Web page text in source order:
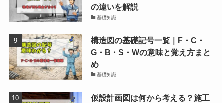
の違いを解説
基礎知識
構造図の基礎記号一覧｜F・C・
G・B・S・Wの意味と覚え方まと
め
基礎知識
仮設計画図は何から考える？施工